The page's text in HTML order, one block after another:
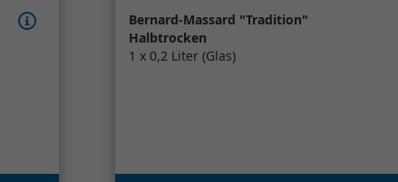
Bernard-Massard "Tradition"
Halbtrocken
1 x 0,2 Liter (Glas)